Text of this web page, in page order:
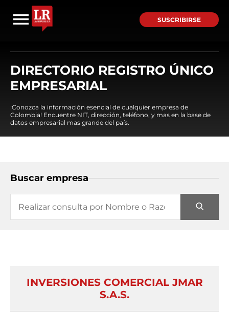
SUSCRIBIRSE
DIRECTORIO REGISTRO ÚNICO
EMPRESARIAL
¡Conozca la información esencial de cualquier empresa de
Colombia! Encuentre NIT, dirección, teléfono, y mas en la base de
datos empresarial mas grande del país.
Buscar empresa
INVERSIONES COMERCIAL JMAR
S.A.S.